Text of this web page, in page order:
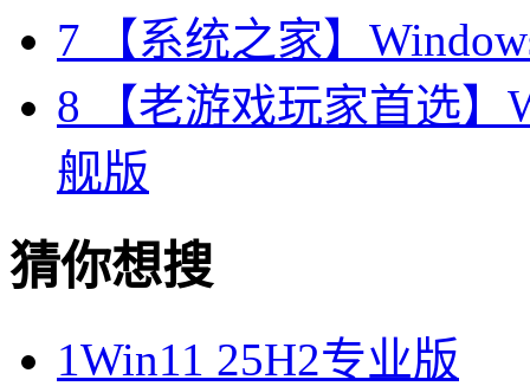
7 【系统之家】
8 【老游戏玩家首选】
舰版
猜你想搜
1Win11 25H2专业版